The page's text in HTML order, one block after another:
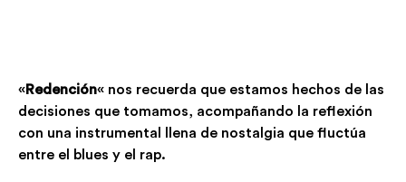
«Redención« nos recuerda que estamos hechos de las
decisiones que tomamos, acompañando la reflexión
con una instrumental llena de nostalgia que fluctúa
entre el blues y el rap.